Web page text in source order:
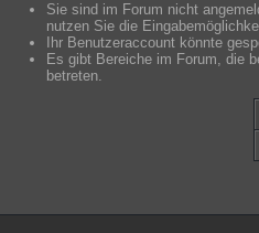
Sie sind im Forum nicht
nutzen Sie die
Ihr Benutzeraccount könnte
Es gibt Bereiche im Forum, die
betreten.